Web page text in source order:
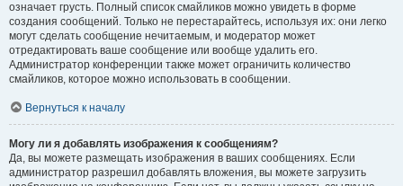
означает грусть. Полный список смайликов можно увидеть в форме
создания сообщений. Только не перестарайтесь, используя их: они легко
могут сделать сообщение нечитаемым, и модератор может
отредактировать ваше сообщение или вообще удалить его.
Администратор конференции также может ограничить количество
смайликов, которое можно использовать в сообщении.
Вернуться к началу
Могу ли я добавлять изображения к сообщениям?
Да, вы можете размещать изображения в ваших сообщениях. Если
администратор разрешил добавлять вложения, вы можете загрузить